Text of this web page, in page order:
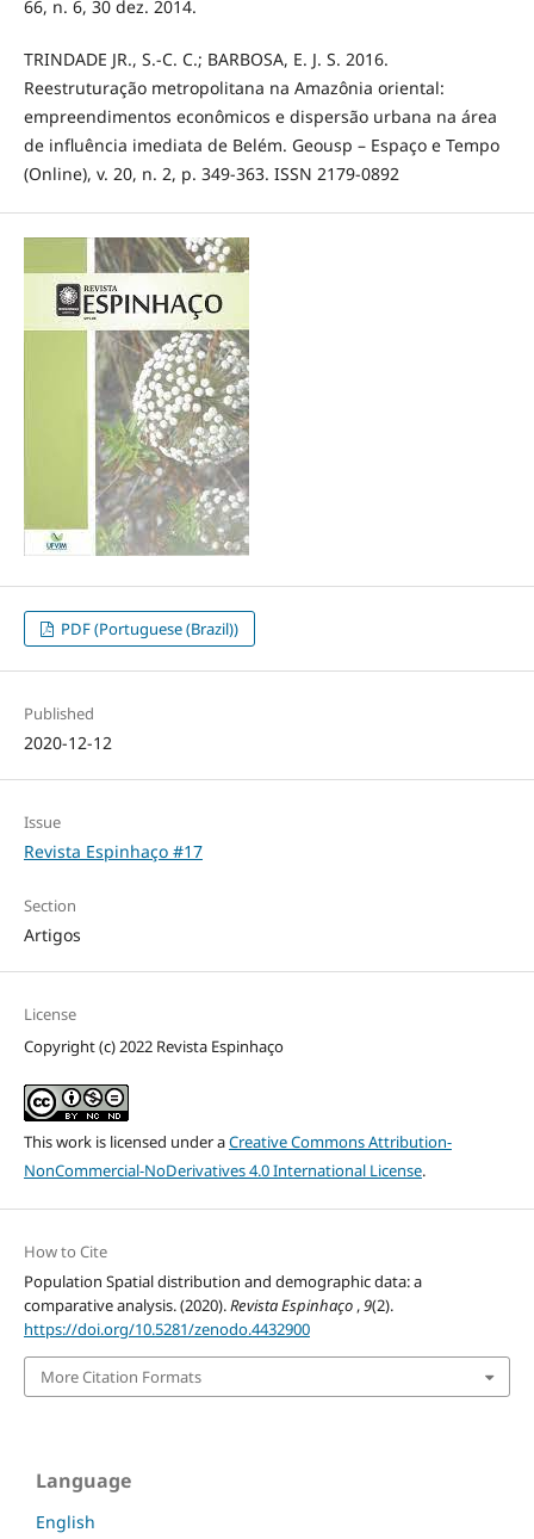
66, n. 6, 30 dez. 2014.
TRINDADE JR., S.-C. C.; BARBOSA, E. J. S. 2016.
Reestruturação metropolitana na Amazônia oriental:
empreendimentos econômicos e dispersão urbana na área
de influência imediata de Belém. Geousp – Espaço e Tempo
(Online), v. 20, n. 2, p. 349-363. ISSN 2179-0892
PDF (Portuguese (Brazil))
Published
2020-12-12
Issue
Revista Espinhaço #17
Section
Artigos
License
Copyright (c) 2022 Revista Espinhaço
This work is licensed under aCreative Commons Attribution-
NonCommercial-NoDerivatives 4.0 International License.
How to Cite
Population Spatial distribution and demographic data: a
comparative analysis. (2020).Revista Espinhaço ,9(2).
https://doi.org/10.5281/zenodo.4432900
More Citation Formats
Language
English